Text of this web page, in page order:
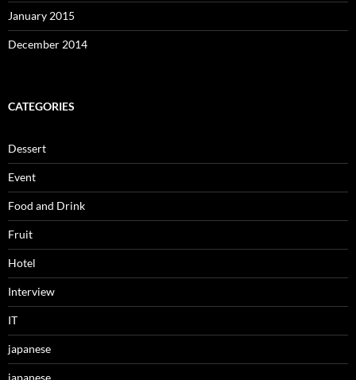
January 2015
December 2014
CATEGORIES
Dessert
Event
Food and Drink
Fruit
Hotel
Interview
IT
japanese